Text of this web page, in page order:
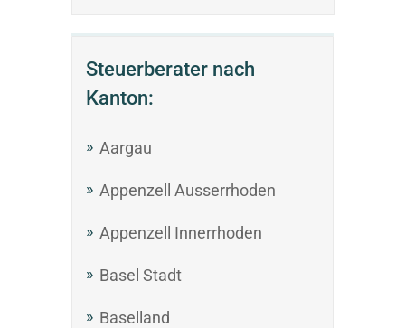
Steuerberater nach
Kanton:
Aargau
Appenzell Ausserrhoden
Appenzell Innerrhoden
Basel Stadt
Baselland